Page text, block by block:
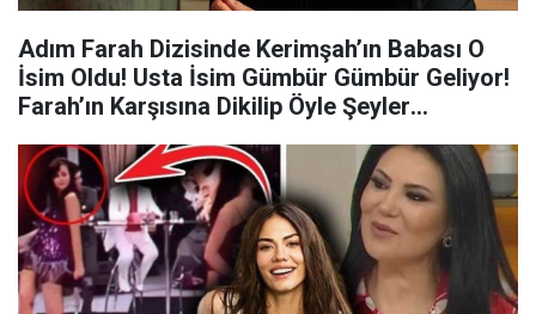
Adım Farah Dizisinde Kerimşah’ın Babası O
İsim Oldu! Usta İsim Gümbür Gümbür Geliyor!
Farah’ın Karşısına Dikilip Öyle Şeyler